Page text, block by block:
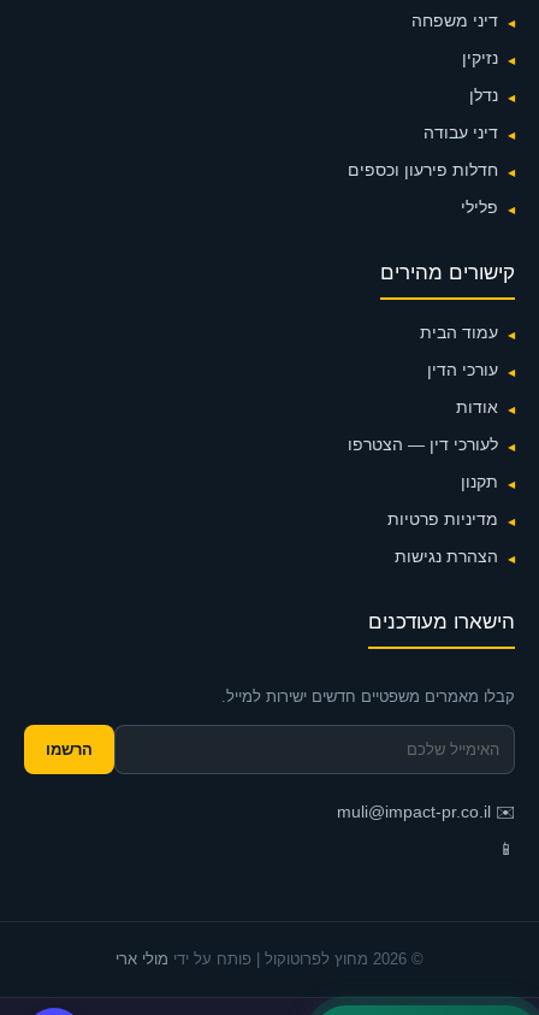
דיני משפחה
נזיקין
נדלן
דיני עבודה
חדלות פירעון וכספים
פלילי
קישורים מהירים
עמוד הבית
עורכי הדין
אודות
לעורכי דין — הצטרפו
תקנון
מדיניות פרטיות
הצהרת נגישות
הישארו מעודכנים
קבלו מאמרים משפטיים חדשים ישירות למייל.
הרשמו
✉️
muli@impact-pr.co.il
📱
© 2026 מחוץ לפרוטוקול | פותח על ידי מולי ארי